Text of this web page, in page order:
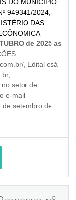
DO MUNICÍPIO
949341/2024,
DAS
de 2025 as
, Edital esá
setor de
e-mail
de setembro de